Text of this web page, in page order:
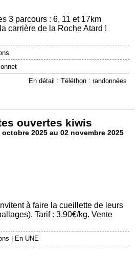
3 parcours : 6, 11 et 17km
carrière de la Roche Atard !
En détail : Téléthon : randonnées
ouvertes kiwis
octobre 2025 au 02 novembre 2025
à faire la cueillette de leurs
Tarif : 3,90€/kg. Vente
En UNE